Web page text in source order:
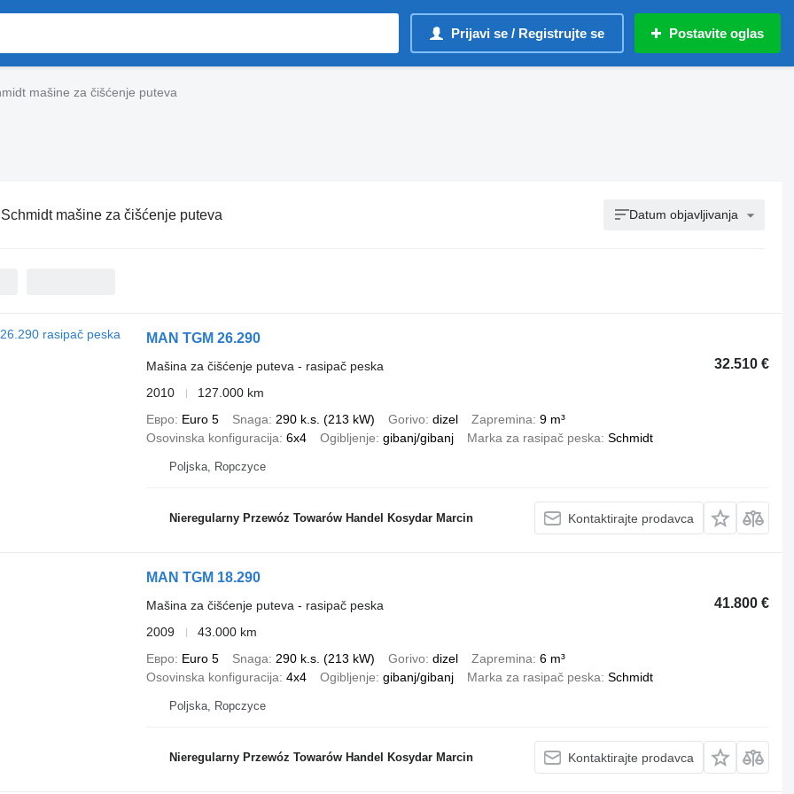
Prijavi se / Registrujte se Postavite oglas
mašine za čišćenje puteva
Schmidt mašine za čišćenje puteva Datum objavljivanja
MAN TGM 26.290
32.510 €
Mašina za čišćenje puteva - rasipač peska
2010
127.000 km
Евро
Euro 5 Snaga 290 k.s. (213 kW) Gorivo dizel Zapremina 9 m³
Osovinska konfiguracija 6x4 Ogibljenje gibanj/gibanj Marka za rasipač peska Schmidt
Poljska, Ropczyce
Nieregularny Przewóz Towarów Handel Kosydar Marcin Kontaktirajte prodavca
MAN TGM 18.290
41.800 €
Mašina za čišćenje puteva - rasipač peska
2009
43.000 km
Евро
Euro 5 Snaga 290 k.s. (213 kW) Gorivo dizel Zapremina 6 m³
Osovinska konfiguracija 4x4 Ogibljenje gibanj/gibanj Marka za rasipač peska Schmidt
Poljska, Ropczyce
Nieregularny Przewóz Towarów Handel Kosydar Marcin Kontaktirajte prodavca